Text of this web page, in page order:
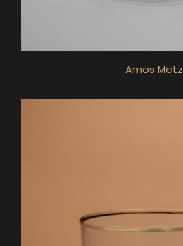
Amos Metz